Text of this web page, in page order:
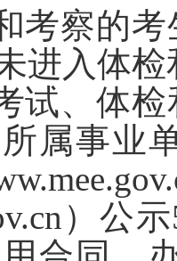
考察的
进入体
试、体
属事业
）